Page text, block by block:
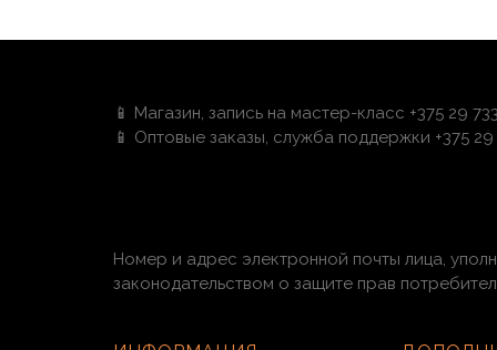
📱 Магазин, запись на мастер-класс +375 29
📱 Оптовые заказы, служба поддержки +375 29
Номер и адрес электронной почты лица,
законодательством о защите прав